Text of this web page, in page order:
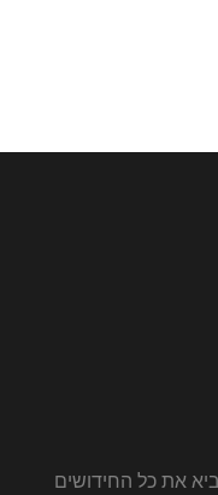
את כל החידושים